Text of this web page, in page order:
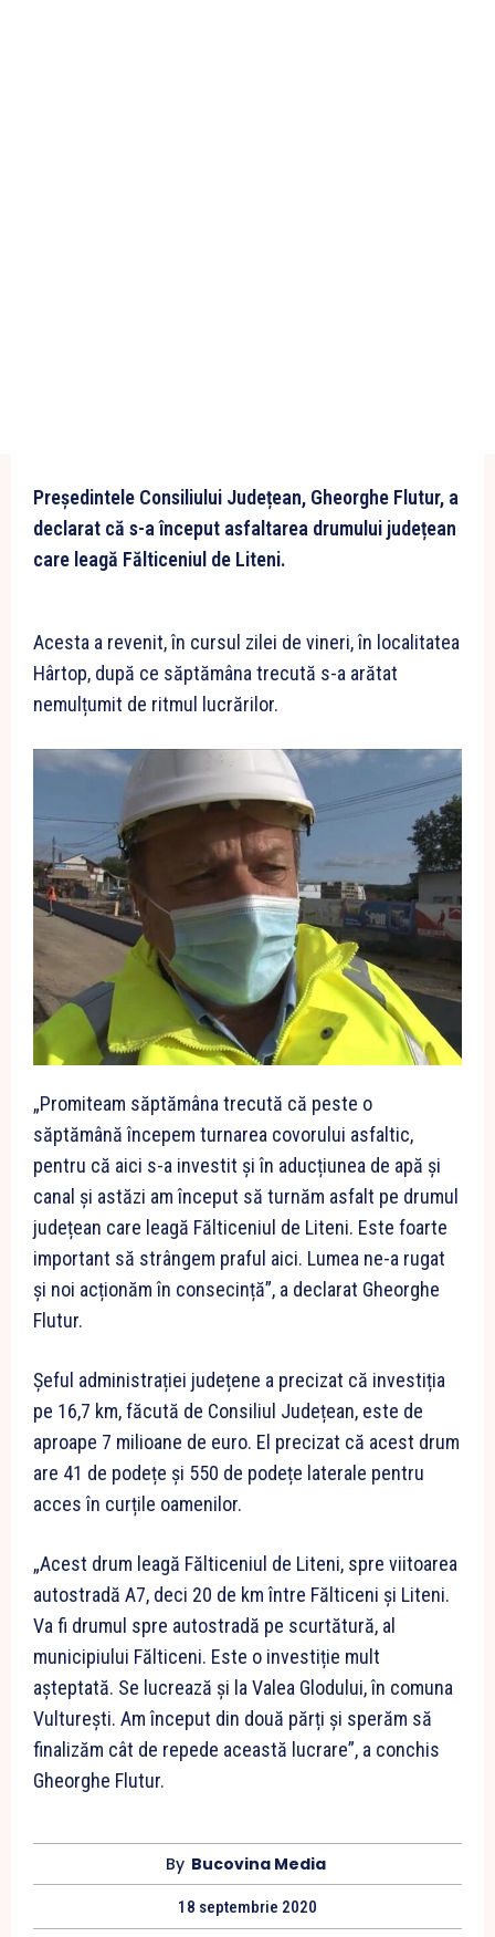
Președintele Consiliului Județean, Gheorghe Flutur, a
declarat că s-a început asfaltarea drumului județean
care leagă Fălticeniul de Liteni.
Acesta a revenit, în cursul zilei de vineri, în localitatea
Hârtop, după ce săptămâna trecută s-a arătat
nemulțumit de ritmul lucrărilor.
„Promiteam săptămâna trecută că peste o
săptămână începem turnarea covorului asfaltic,
pentru că aici s-a investit și în aducțiunea de apă și
canal și astăzi am început să turnăm asfalt pe drumul
județean care leagă Fălticeniul de Liteni. Este foarte
important să strângem praful aici. Lumea ne-a rugat
și noi acționăm în consecință”, a declarat Gheorghe
Flutur.
Șeful administrației județene a precizat că investiția
pe 16,7 km, făcută de Consiliul Județean, este de
aproape 7 milioane de euro. El precizat că acest drum
are 41 de podețe și 550 de podețe laterale pentru
acces în curțile oamenilor.
„Acest drum leagă Fălticeniul de Liteni, spre viitoarea
autostradă A7, deci 20 de km între Fălticeni și Liteni.
Va fi drumul spre autostradă pe scurtătură, al
municipiului Fălticeni. Este o investiție mult
așteptată. Se lucrează și la Valea Glodului, în comuna
Vulturești. Am început din două părți și sperăm să
finalizăm cât de repede această lucrare”, a conchis
Gheorghe Flutur.
By Bucovina Media
18 septembrie 2020